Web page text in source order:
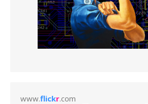
www.flickr.com